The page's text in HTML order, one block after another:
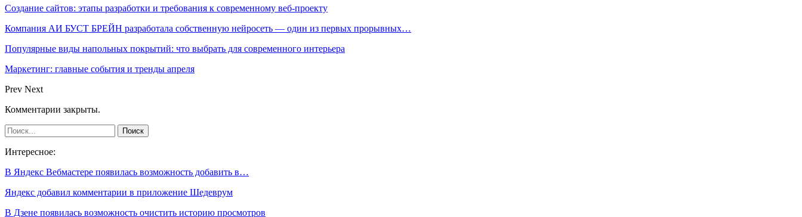
Создание сайтов: этапы разработки и требования к современному веб-проекту
Компания АИ БУСТ БРЕЙН разработала собственную нейросеть — один из первых прорывных…
Популярные виды напольных покрытий: что выбрать для современного интерьера
Маркетинг: главные события и тренды апреля
Prev Next
Комментарии закрыты.
Интересное:
В Яндекс Вебмастере появилась возможность добавить в…
Яндекс добавил комментарии в приложение Шедеврум
В Дзене появилась возможность очистить историю просмотров